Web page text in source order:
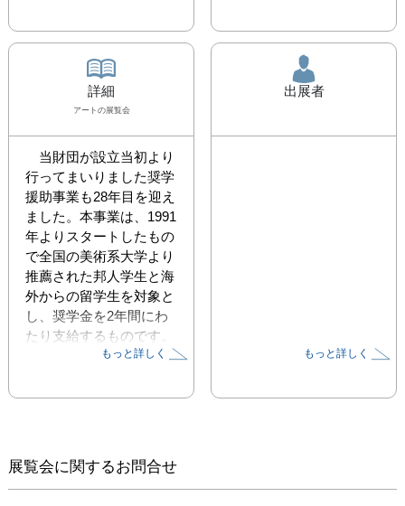
詳細
アート の展覧会
当財団が設立当初より
行ってまいりました奨学
援助事業も28年目を迎え
ました。本事業は、1991
年よりスタートしたもの
で全国の美術系大学より
推薦された邦人学生と海
外からの留学生を対象と
し、奨学金を2年間にわ
たり支給するものです。
そして本年も当財団第27
展として「第27回奨学生
けでなく、当財団奨学生
として各自目的を持って
もっと詳しく
出展者
もっと詳しく
展覧会に関するお問合せ